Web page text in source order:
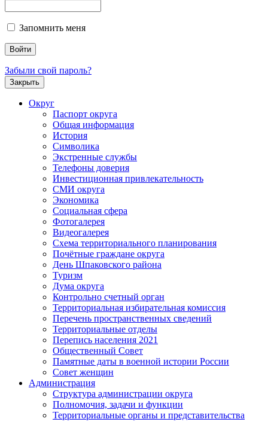
Запомнить меня
Забыли свой пароль?
Закрыть
Округ
Паспорт округа
Общая информация
История
Символика
Экстренные службы
Телефоны доверия
Инвестиционная привлекательность
СМИ округа
Экономика
Социальная сфера
Фотогалерея
Видеогалерея
Схема территориального планирования
Почётные граждане округа
День Шпаковского района
Туризм
Дума округа
Контрольно счетный орган
Территориальная избирательная комиссия
Перечень пространственных сведений
Территориальные отделы
Перепись населения 2021
Общественный Совет
Памятные даты в военной истории России
Совет женщин
Администрация
Структура администрации округа
Полномочия, задачи и функции
Территориальные органы и представительства